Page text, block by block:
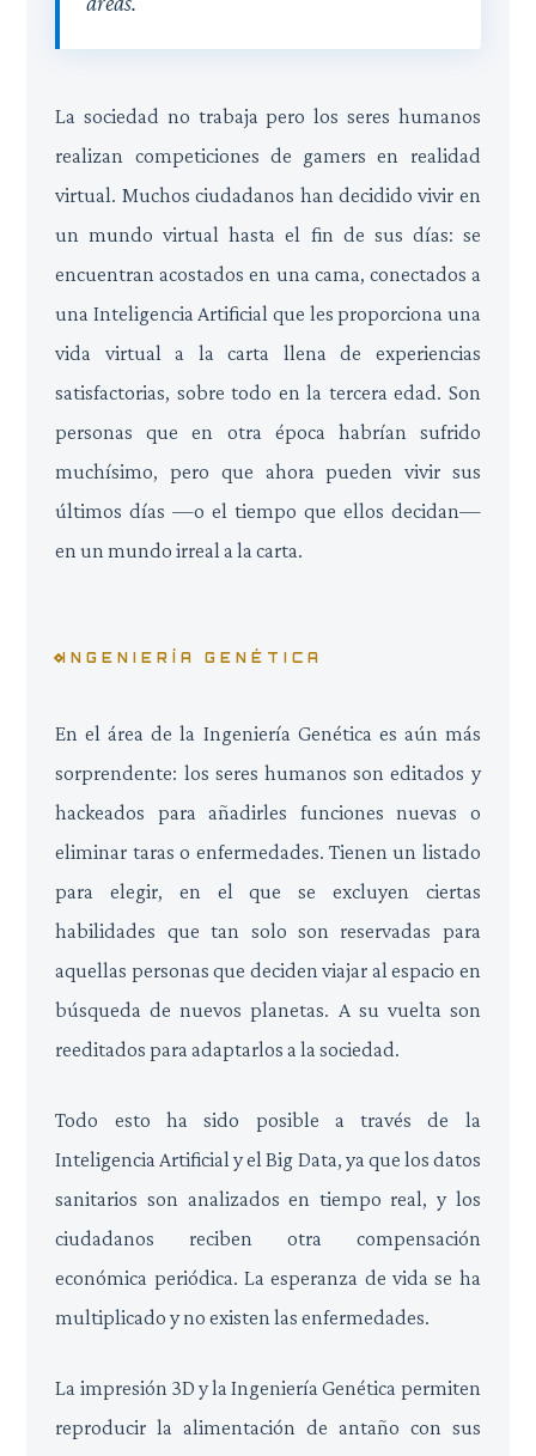
La sociedad no trabaja pero los seres humanos
realizan competiciones de gamers en realidad
virtual. Muchos ciudadanos han decidido vivir en
un mundo virtual hasta el fin de sus días: se
encuentran acostados en una cama, conectados a
una Inteligencia Artificial que les proporciona una
vida virtual a la carta llena de experiencias
satisfactorias, sobre todo en la tercera edad. Son
personas que en otra época habrían sufrido
muchísimo, pero que ahora pueden vivir sus
últimos días —o el tiempo que ellos decidan—
en un mundo irreal a la carta.
INGENIERÍA GENÉTICA
En el área de la Ingeniería Genética es aún más
sorprendente: los seres humanos son editados y
hackeados para añadirles funciones nuevas o
eliminar taras o enfermedades. Tienen un listado
para elegir, en el que se excluyen ciertas
habilidades que tan solo son reservadas para
aquellas personas que deciden viajar al espacio en
búsqueda de nuevos planetas. A su vuelta son
reeditados para adaptarlos a la sociedad.
Todo esto ha sido posible a través de la
Inteligencia Artificial y el Big Data, ya que los datos
sanitarios son analizados en tiempo real, y los
ciudadanos reciben otra compensación
económica periódica. La esperanza de vida se ha
multiplicado y no existen las enfermedades.
La impresión 3D y la Ingeniería Genética permiten
reproducir la alimentación de antaño con sus